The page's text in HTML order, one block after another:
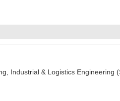
Industrial & Logistics